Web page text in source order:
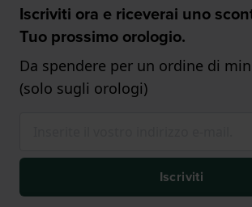
Iscriviti ora e riceverai uno
Tuo prossimo orologio.
Da spendere per un ordine di
(solo sugli orologi)
Iscriviti